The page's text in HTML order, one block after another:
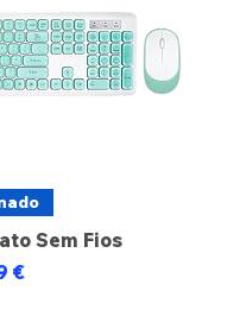
Sem Fios
promocional
€